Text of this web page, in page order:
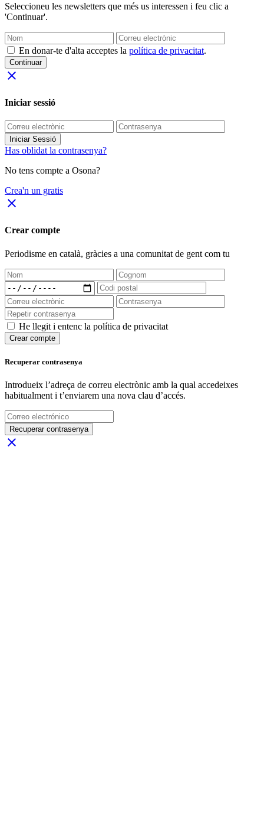
Seleccioneu les newsletters que més us interessen i feu clic a
'Continuar'.
En donar-te d'alta acceptes la política de privacitat.
Continuar
close
Iniciar sessió
Iniciar Sessió
Has oblidat la contrasenya?
No tens compte a Osona?
Crea'n un gratis
close
Crear compte
Periodisme en català, gràcies a una comunitat de gent com tu
He llegit i entenc la política de privacitat
Crear compte
Recuperar contrasenya
Introdueix l’adreça de correu electrònic amb la qual accedeixes
habitualment i t’enviarem una nova clau d’accés.
Recuperar contrasenya
close